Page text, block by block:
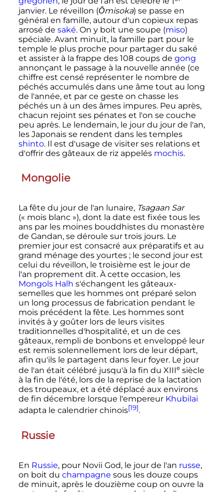
janvier. Le réveillon (Ōmisoka) se passe en
général en famille, autour d'un copieux repas
arrosé de saké. On y boit une soupe (miso)
spéciale. Avant minuit, la famille part pour le
temple le plus proche pour partager du saké
et assister à la frappe des 108 coups de gong
annonçant le passage à la nouvelle année (ce
chiffre est censé représenter le nombre de
péchés accumulés dans une âme tout au long
de l'année, et par ce geste on chasse les
péchés un à un des âmes impures. Peu après,
chacun rejoint ses pénates et l'on se couche
peu après. Le lendemain, le jour du jour de l'an,
les Japonais se rendent dans les temples
shinto. Il est d'usage de visiter ses relations et
d'offrir des gâteaux de riz appelés mochis.
Mongolie
La fête du jour de l'an lunaire, Tsagaan Sar
(« mois blanc »), dont la date est fixée tous les
ans par les moines bouddhistes du monastère
de Gandan, se déroule sur trois jours. Le
premier jour est consacré aux préparatifs et au
grand ménage des yourtes ; le second jour est
celui du réveillon, le troisième est le jour de
l'an proprement dit. À cette occasion, les
Mongols Halh s'échangent les gâteaux-
semelles que les hommes ont préparé selon
un long processus de fabrication pendant le
mois précédent la fête. Les hommes sont
invités à y goûter lors de leurs visites
traditionnelles d'hospitalité, et un de ces
gâteaux, rempli de bonbons et enveloppé leur
est remis solennellement lors de leur départ,
afin qu'ils le partagent dans leur foyer. Le jour
de l'an était célébré jusqu'à la fin du XIIIe siècle
à la fin de l'été, lors de la reprise de la lactation
des troupeaux, et a été déplacé aux environs
de fin décembre lorsque l'empereur Khubilai
adapta le calendrier chinois[19].
Russie
En Russie, pour Novii God, le jour de l'an russe,
on boit du champagne sous les douze coups
de minuit, après le douzième coup on ouvre la